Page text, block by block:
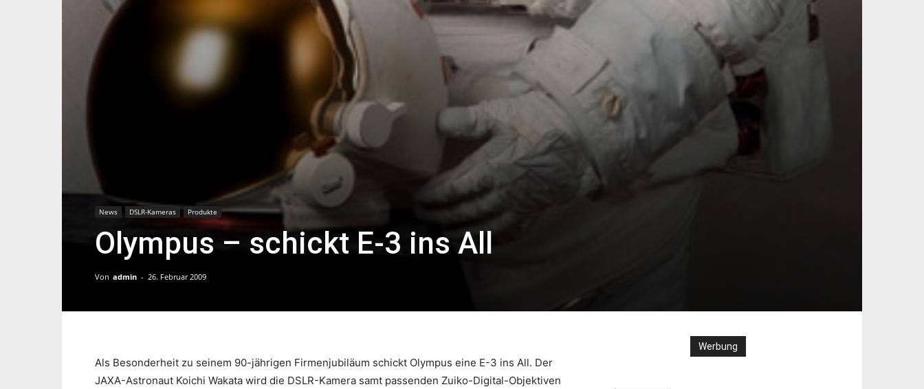
News DSLR-Kameras Produkte
Olympus – schickt E-3 ins All
Von admin - 26. Februar 2009
Als Besonderheit zu seinem 90-jährigen Firmenjubiläum schickt Olympus eine E-3 ins All. Der
JAXA-Astronaut Koichi Wakata wird die DSLR-Kamera samt passenden Zuiko-Digital-Objektiven
Werbung